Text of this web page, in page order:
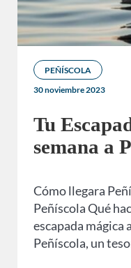
PEÑÍSCOLA
30 noviembre 2023
Tu
semana a
Cómo llegara
Peñíscola Qué
escapada mágica
Peñíscola, un